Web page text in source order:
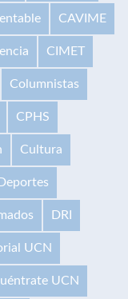
CAVIME
CIMET
Columnistas
CPHS
Cultura
DRI
UCN
UCN